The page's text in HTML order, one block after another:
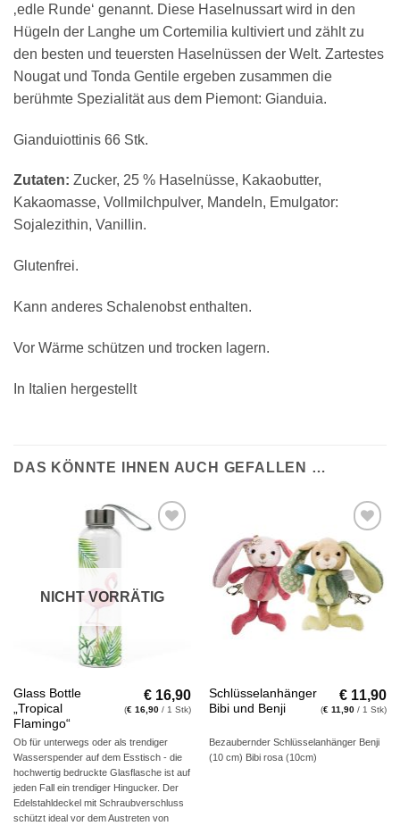
‚edle Runde‘ genannt. Diese Haselnussart wird in den
Hügeln der Langhe um Cortemilia kultiviert und zählt zu
den besten und teuersten Haselnüssen der Welt. Zartestes
Nougat und Tonda Gentile ergeben zusammen die
berühmte Spezialität aus dem Piemont: Gianduia.
Gianduiottinis 66 Stk.
Zutaten: Zucker, 25 % Haselnüsse, Kakaobutter,
Kakaomasse, Vollmilchpulver, Mandeln, Emulgator:
Sojalezithin, Vanillin.
Glutenfrei.
Kann anderes Schalenobst enthalten.
Vor Wärme schützen und trocken lagern.
In Italien hergestellt
DAS KÖNNTE IHNEN AUCH GEFALLEN …
NICHT VORRÄTIG
Glass Bottle
„Tropical
Flamingo“
€ 16,90
(€ 16,90 / 1 Stk)
Ob für unterwegs oder als trendiger
Wasserspender auf dem Esstisch - die
hochwertig bedruckte Glasflasche ist auf
jeden Fall ein trendiger Hingucker. Der
Edelstahldeckel mit Schraubverschluss
schützt ideal vor dem Austreten von
Auf die
Wunschliste
Schlüsselanhänger
Bibi und Benji
€ 11,90
(€ 11,90 / 1 Stk)
Bezaubernder Schlüsselanhänger Benji
(10 cm) Bibi rosa (10cm)